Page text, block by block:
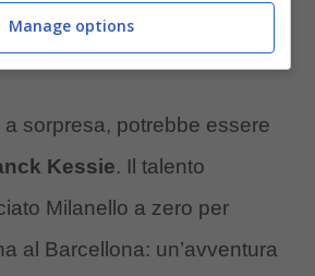
a sorpresa, potrebbe essere
Kessie. Il talento
Milanello a zero per
al Barcellona: un’avventura
Manage options